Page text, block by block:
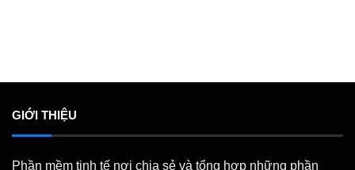
GIỚI THIỆU
Phần mềm tinh tế nơi chia sẻ và tổng hợp những phần